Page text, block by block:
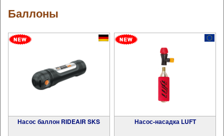
Баллоны
Насос баллон RIDEAIR SKS Насос-насадка LUFT